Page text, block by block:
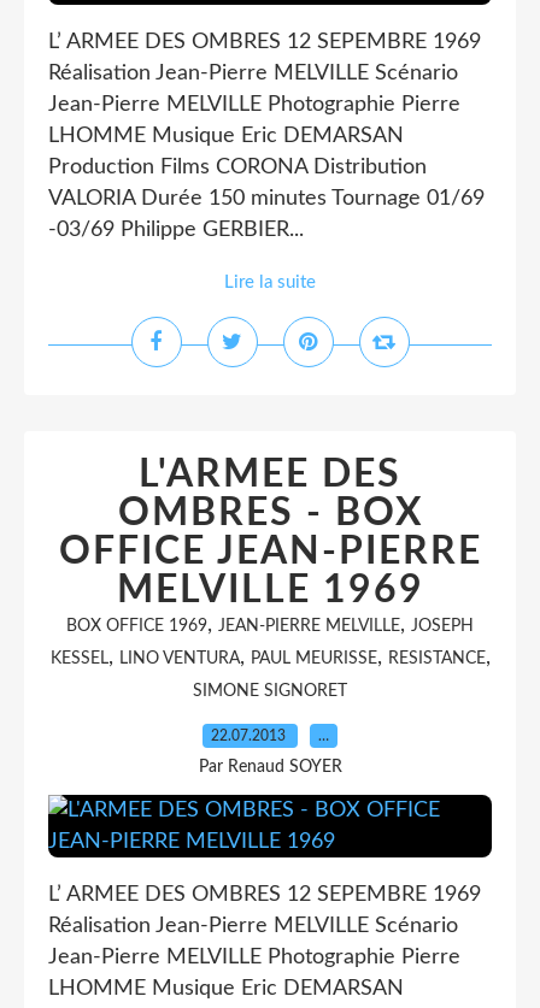
L’ ARMEE DES OMBRES 12 SEPEMBRE 1969
Réalisation Jean-Pierre MELVILLE Scénario
Jean-Pierre MELVILLE Photographie Pierre
LHOMME Musique Eric DEMARSAN
Production Films CORONA Distribution
VALORIA Durée 150 minutes Tournage 01/69
-03/69 Philippe GERBIER...
Lire la suite
L'ARMEE DES
OMBRES - BOX
OFFICE JEAN-PIERRE
MELVILLE 1969
BOX OFFICE 1969, JEAN-PIERRE MELVILLE, JOSEPH
KESSEL, LINO VENTURA, PAUL MEURISSE, RESISTANCE,
SIMONE SIGNORET
22.07.2013 …
Par Renaud SOYER
L’ ARMEE DES OMBRES 12 SEPEMBRE 1969
Réalisation Jean-Pierre MELVILLE Scénario
Jean-Pierre MELVILLE Photographie Pierre
LHOMME Musique Eric DEMARSAN